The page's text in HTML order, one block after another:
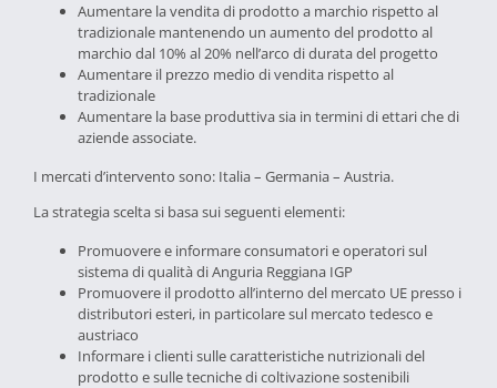
Aumentare la vendita di prodotto a marchio rispetto al
tradizionale mantenendo un aumento del prodotto al
marchio dal 10% al 20% nell’arco di durata del progetto
Aumentare il prezzo medio di vendita rispetto al
tradizionale
Aumentare la base produttiva sia in termini di ettari che di
aziende associate.
I mercati d’intervento sono: Italia – Germania – Austria.
La strategia scelta si basa sui seguenti elementi:
Promuovere e informare consumatori e operatori sul
sistema di qualità di Anguria Reggiana IGP
Promuovere il prodotto all’interno del mercato UE presso i
distributori esteri, in particolare sul mercato tedesco e
austriaco
Informare i clienti sulle caratteristiche nutrizionali del
prodotto e sulle tecniche di coltivazione sostenibili